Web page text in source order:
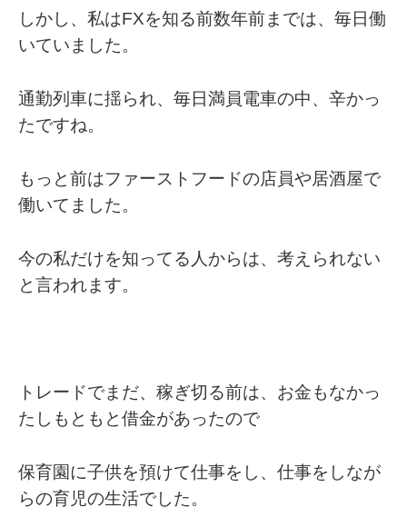
しかし、私はFXを知る前数年前までは、毎日働
いていました。
通勤列車に揺られ、毎日満員電車の中、辛かっ
たですね。
もっと前はファーストフードの店員や居酒屋で
働いてました。
今の私だけを知ってる人からは、考えられない
と言われます。
トレードでまだ、稼ぎ切る前は、お金もなかっ
たしもともと借金があったので
保育園に子供を預けて仕事をし、仕事をしなが
らの育児の生活でした。